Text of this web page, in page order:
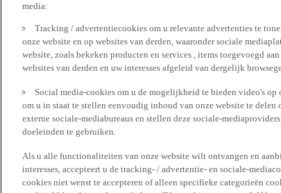
media:
Tracking / advertentiecookies om u relevante advertenties te
onze website en op websites van derden, waaronder sociale
website, zoals bekeken producten en services , items toegevoegd
websites van derden en uw interesses afgeleid van dergelijk
Social media-cookies om u de mogelijkheid te bieden video's
om u in staat te stellen eenvoudig inhoud van onze website te
externe sociale-mediabureaus en stellen deze sociale-
doeleinden te gebruiken.
Als u alle functionaliteiten van onze website wilt ontvangen en
interesses, accepteert u de tracking- / advertentie- en sociale-
cookies niet wenst te accepteren of alleen specifieke categorieën